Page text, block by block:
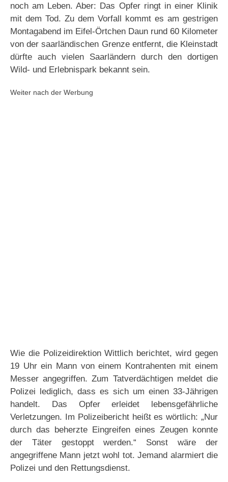
noch am Leben. Aber: Das Opfer ringt in einer Klinik
mit dem Tod. Zu dem Vorfall kommt es am gestrigen
Montagabend im Eifel-Örtchen Daun rund 60 Kilometer
von der saarländischen Grenze entfernt, die Kleinstadt
dürfte auch vielen Saarländern durch den dortigen
Wild- und Erlebnispark bekannt sein.
Weiter nach der Werbung
Wie die Polizeidirektion Wittlich berichtet, wird gegen
19 Uhr ein Mann von einem Kontrahenten mit einem
Messer angegriffen. Zum Tatverdächtigen meldet die
Polizei lediglich, dass es sich um einen 33-Jährigen
handelt. Das Opfer erleidet lebensgefährliche
Verletzungen. Im Polizeibericht heißt es wörtlich: „Nur
durch das beherzte Eingreifen eines Zeugen konnte
der Täter gestoppt werden.“ Sonst wäre der
angegriffene Mann jetzt wohl tot. Jemand alarmiert die
Polizei und den Rettungsdienst.